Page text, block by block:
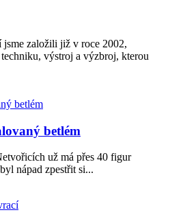
založili již v roce 2002,
výstroj a výzbroj, kterou
betlém
už má přes 40 figur
nápad zpestřit si...